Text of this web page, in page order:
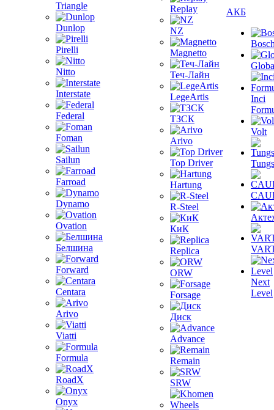
Triangle
Dunlop
Pirelli
Nitto
Interstate
Federal
Foman
Sailun
Farroad
Dynamo
Ovation
Белшина
Forward
Centara
Arivo
Viatti
Formula
RoadX
Onyx
Replay
NZ
Magnetto
Теч-Лайн
LegeArtis
ТЗСК
Arivo
Top Driver
Hartung
R-Steel
КиК
Replica
ORW
Forsage
Диск
Advance
Remain
SRW
АКБ
Inci
Volt
Next
Level